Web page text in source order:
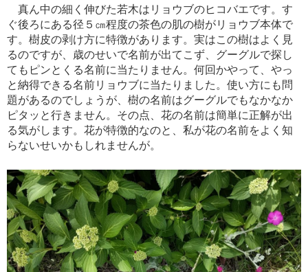
真ん中の細く伸びた若木はリョウブのヒコバエです。す
ぐ後ろにある径５㎝程度の茶色の肌の樹がリョウブ本体で
す。樹皮の剥け方に特徴があります。実はこの樹はよく見
るのですが、歳のせいで名前が出てこず、グーグルで探し
てもピンとくる名前に当たりません。何回かやって、やっ
と納得できる名前リョウブに当たりました。使い方にも問
題があるのでしょうが、樹の名前はグーグルでもなかなか
ピタッと行きません。その点、花の名前は簡単に正解が出
る気がします。花が特徴的なのと、私が花の名前をよく知
らないせいかもしれませんが。